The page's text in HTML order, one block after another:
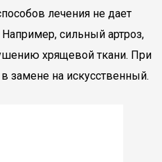
лечения не дает
сильный артроз,
хрящевой ткани. При
замене на искусственный.